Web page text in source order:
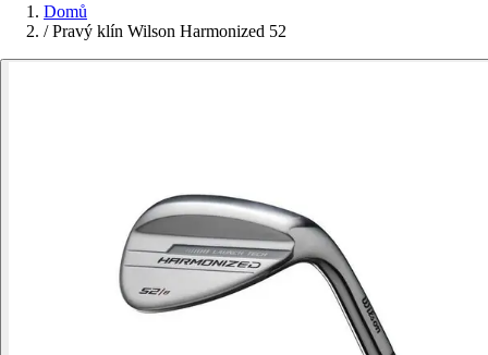
Domů
/ Pravý klín Wilson Harmonized 52